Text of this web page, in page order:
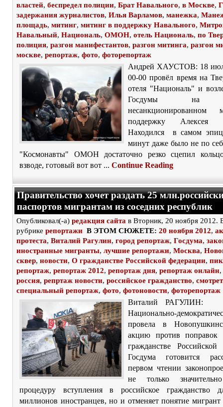
властей, беспредел полиции, Брат Навального, в Москве,
задержания журналистов, Илья Варламов, манежка,
площадь, митинг, митинг в поддержку Навального,
Навальный, Националь, ОМОН, отель Националь, по
полиция, разгон манифестантов, разгон митинга, разгон
москве, репортаж, фото, фоторепортаж
Андрей ХАУСТОВ: 18
00-00 провёл время на
отеля "Националь" и
Госдумы на
поддержку Алексея
Находился в самом
минут даже было не по
"Космонавты" ОМОН достаточно резко сцепил
взводе, готовый вот вот ... Continue Reading
Правительство хочет раздать 25
паспортов мигрантам из соседних республик
Опубликовал(-а) редакция сайта в Вторник, 20 ноября 2012.
рубрике репортажи В ЭТОМ СЮЖЕТЕ: 20 ноября 2012,
протеста, Виталий Рагулин, город репортаж, Госдума,
иностранные мигранты, лучшие репортажи, Москва,
сквер, новости, О гражданстве Российской федерации,
репортаж, репортаж 2012, репортаж дня, репортаж онлайн,
россия, репртаж новости, российское гражданство,
специальный репортаж, фото, фотоновости, фоторепортаж
Виталий РАГУЛИН:
Национально-
провела в
акцию против
гражданстве Российской
Госдума готовится
первом чтении
не только
процедуру вступления в российское гражданство
миллионов иностранцев, но и отменяет понятие мигрант